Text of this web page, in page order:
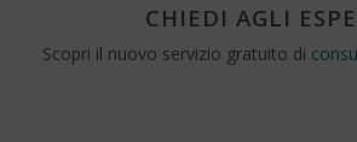
CHIEDI AGLI
Scopri il nuovo servizio gratuito di